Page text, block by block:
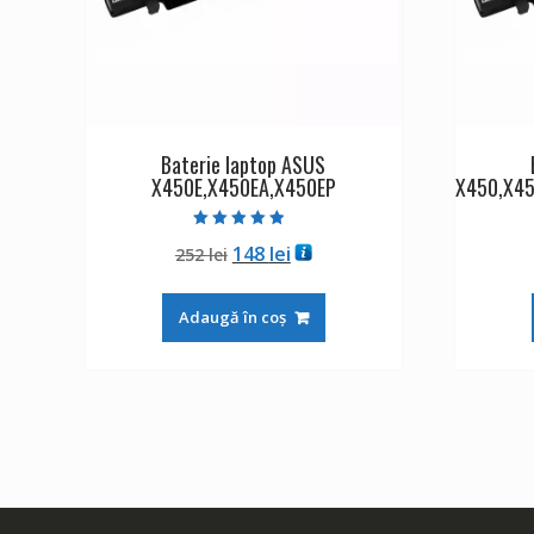
Baterie laptop ASUS
X450E,X450EA,X450EP
4.50
din 5
252lei Prețul
a
fost:
148 leiPrețul
este:
148 lei.
Adaugă în coș